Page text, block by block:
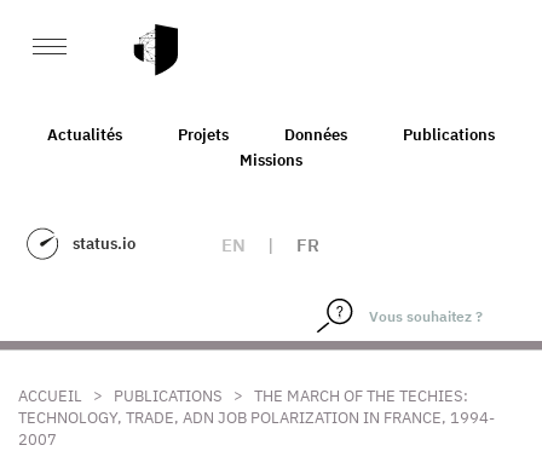
Actualités Projets Données
Publications
Missions
status.io EN | FR
ACCUEIL > PUBLICATIONS > THE MARCH OF THE TECHIES:
TECHNOLOGY, TRADE, ADN JOB POLARIZATION IN FRANCE, 1994-
2007